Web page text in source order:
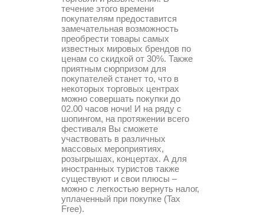
течение этого времени
покупателям предоставится
замечательная возможность
преобрести товары самых
известных мировых брендов по
ценам со скидкой от 30%. Также
приятным сюрпризом для
покупателей станет то, что в
некоторых торговых центрах
можно совершать покупки до
02.00 часов ночи! И на ряду с
шопингом, на протяжении всего
фестиваля Вы сможете
участвовать в различных
массовых мероприятиях,
розыгрышах, концертах. А для
иностранных туристов также
существуют и свои плюсы –
можно с легкостью вернуть налог,
уплаченный при покупке (Tax
Free).